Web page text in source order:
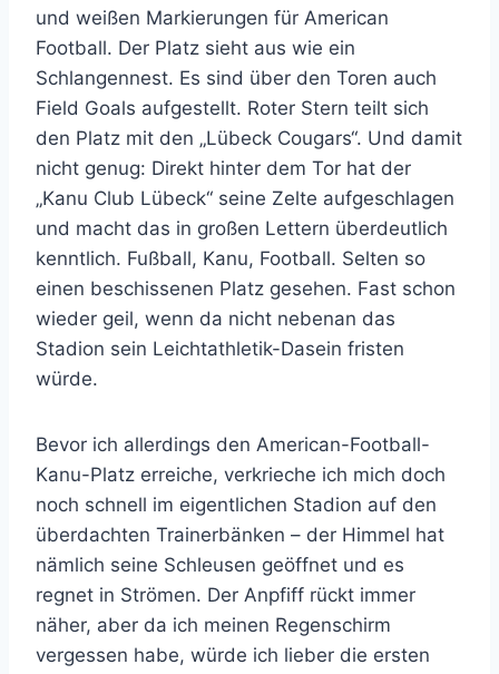
und weißen Markierungen für American
Football. Der Platz sieht aus wie ein
Schlangennest. Es sind über den Toren auch
Field Goals aufgestellt. Roter Stern teilt sich
den Platz mit den „Lübeck Cougars“. Und damit
nicht genug: Direkt hinter dem Tor hat der
„Kanu Club Lübeck“ seine Zelte aufgeschlagen
und macht das in großen Lettern überdeutlich
kenntlich. Fußball, Kanu, Football. Selten so
einen beschissenen Platz gesehen. Fast schon
wieder geil, wenn da nicht nebenan das
Stadion sein Leichtathletik-Dasein fristen
würde.
Bevor ich allerdings den American-Football-
Kanu-Platz erreiche, verkrieche ich mich doch
noch schnell im eigentlichen Stadion auf den
überdachten Trainerbänken – der Himmel hat
nämlich seine Schleusen geöffnet und es
regnet in Strömen. Der Anpfiff rückt immer
näher, aber da ich meinen Regenschirm
vergessen habe, würde ich lieber die ersten